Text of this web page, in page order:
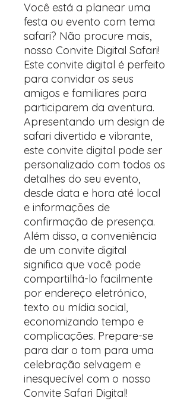
Você está a planear uma
festa ou evento com tema
safari? Não procure mais,
nosso Convite Digital Safari!
Este convite digital é perfeito
para convidar os seus
amigos e familiares para
participarem da aventura.
Apresentando um design de
safari divertido e vibrante,
este convite digital pode ser
personalizado com todos os
detalhes do seu evento,
desde data e hora até local
e informações de
confirmação de presença.
Além disso, a conveniência
de um convite digital
significa que você pode
compartilhá-lo facilmente
por endereço eletrónico,
texto ou mídia social,
economizando tempo e
complicações. Prepare-se
para dar o tom para uma
celebração selvagem e
inesquecível com o nosso
Convite Safari Digital!